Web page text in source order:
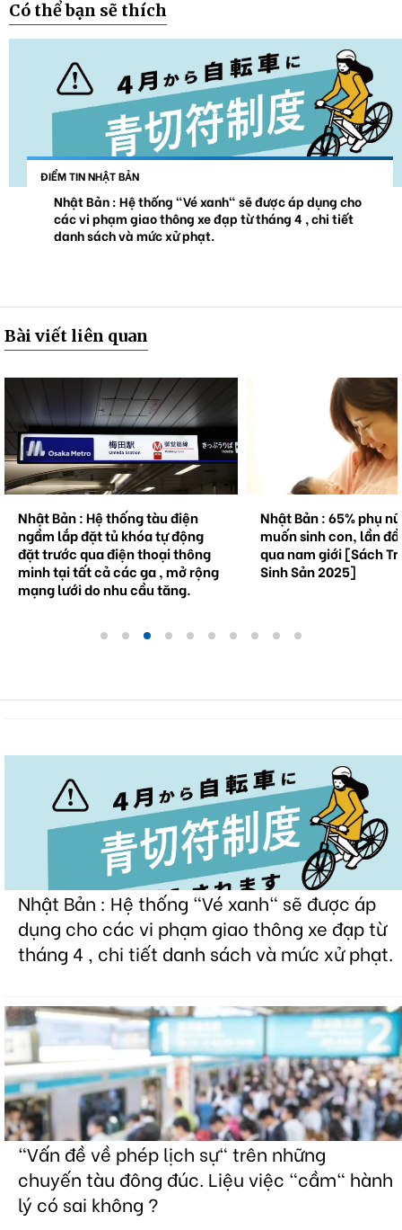
Có thể bạn sẽ thích
ĐIỂM TIN NHẬT BẢN
Nhật Bản : Hệ thống "Vé xanh" sẽ được áp dụng cho
các vi phạm giao thông xe đạp từ tháng 4 , chi tiết
danh sách và mức xử phạt.
Bài viết liên quan
Nhật Bản : Hệ thống tàu điện
ngầm lắp đặt tủ khóa tự động
đặt trước qua điện thoại thông
minh tại tất cả các ga , mở rộng
mạng lưới do nhu cầu tăng.
Nhật Bản : 65% phụ
muốn sinh con, lần
qua nam giới [Sách
Sinh Sản 2025]
Nhật Bản : Hệ thống "Vé xanh" sẽ được áp
dụng cho các vi phạm giao thông xe đạp từ
tháng 4 , chi tiết danh sách và mức xử phạt.
"Vấn đề về phép lịch sự" trên những
chuyến tàu đông đúc. Liệu việc "cầm" hành
lý có sai không ?